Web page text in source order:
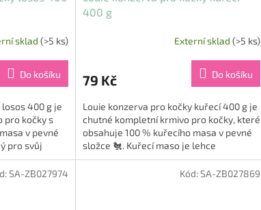
sklad (>5 ks)
Do košíku
400 g je
pro kočky s
v pevné
pro svůj
400 g
Externí sklad (>5 ks)
79 Kč Do košíku
Louie konzerva pro kočky kuřecí 400 g je
chutné kompletní krmivo pro kočky, které
obsahuje 100 % kuřecího masa v pevné
složce 🐔. Kuřecí maso je lehce
stravitelné, bohaté na...
SA-ZB027974 Kód:SA-ZB027869